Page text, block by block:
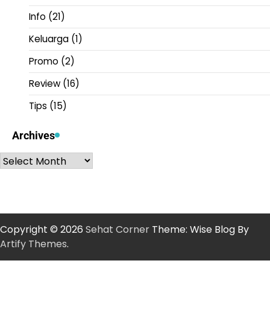
Info (21)
Keluarga (1)
Promo (2)
Review (16)
Tips (15)
Archives
Archives
Copyright © 2026 Sehat Corner Theme: Wise Blog By
Artify Themes.